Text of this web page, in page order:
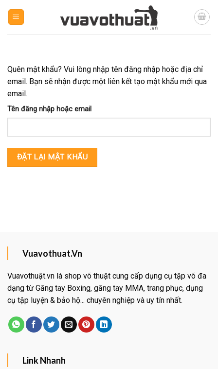
Quên mật khẩu? Vui lòng nhập tên đăng nhập hoặc địa chỉ
email. Bạn sẽ nhận được một liên kết tạo mật khẩu mới qua
email.
Tên đăng nhập hoặc email
ĐẶT LẠI MẬT KHẨU
Vuavothuat.Vn
Vuavothuật.vn là shop võ thuật cung cấp dụng cụ tập võ đa
dạng từ Găng tay Boxing, găng tay MMA, trang phục, dụng
cụ tập luyện & bảo hộ... chuyên nghiệp và uy tín nhất.
Link Nhanh